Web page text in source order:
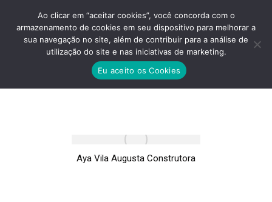
AYA VILA AUGUSTA CONSTRUTORA
Você está aqui:
Aya Vila Augusta Construtora
Ao clicar em “aceitar cookies”, você concorda com o
armazenamento de cookies em seu dispositivo para melhorar a
sua navegação no site, além de contribuir para a análise de
utilização do site e nas iniciativas de marketing.
Eu aceito os Cookies